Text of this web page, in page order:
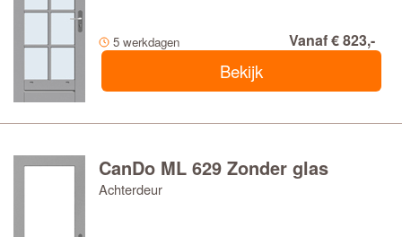
5 werkdagen Vanaf € 823,-
Bekijk
CanDo ML 629 Zonder glas
Achterdeur